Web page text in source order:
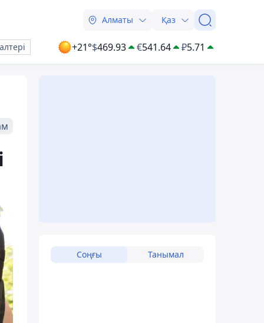
Алматы Қаз
+21°$469.93 €541.64 ₽5.71
Соңғы Танымал